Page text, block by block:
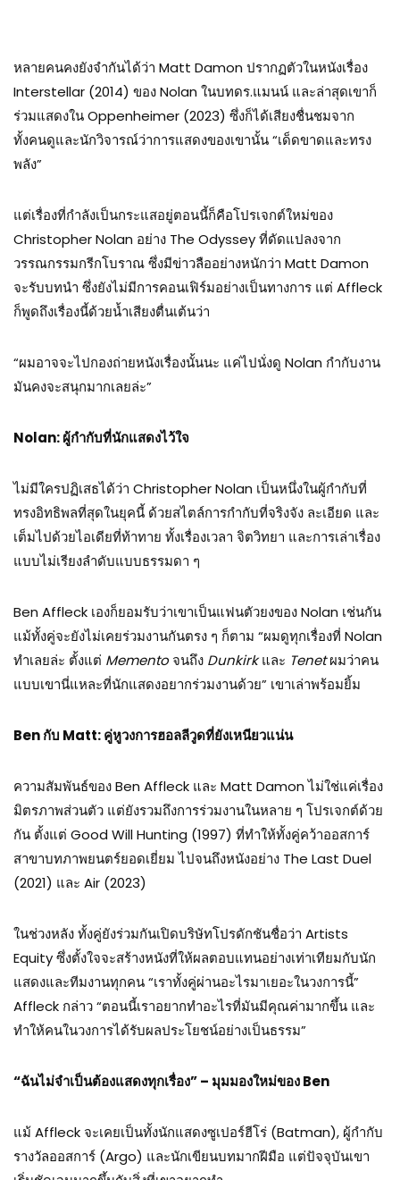
หลายคนคงยังจำกันได้ว่า Matt Damon ปรากฏตัวในหนังเรื่อง
Interstellar (2014) ของ Nolan ในบทดร.แมนน์ และล่าสุดเขาก็
ร่วมแสดงใน Oppenheimer (2023) ซึ่งก็ได้เสียงชื่นชมจาก
ทั้งคนดูและนักวิจารณ์ว่าการแสดงของเขานั้น “เด็ดขาดและทรง
พลัง”
แต่เรื่องที่กำลังเป็นกระแสอยู่ตอนนี้ก็คือโปรเจกต์ใหม่ของ
Christopher Nolan อย่าง The Odyssey ที่ดัดแปลงจาก
วรรณกรรมกรีกโบราณ ซึ่งมีข่าวลืออย่างหนักว่า Matt Damon
จะรับบทนำ ซึ่งยังไม่มีการคอนเฟิร์มอย่างเป็นทางการ แต่ Affleck
ก็พูดถึงเรื่องนี้ด้วยน้ำเสียงตื่นเต้นว่า
“ผมอาจจะไปกองถ่ายหนังเรื่องนั้นนะ แค่ไปนั่งดู Nolan กำกับงาน
มันคงจะสนุกมากเลยล่ะ”
Nolan:ผู้กำกับที่นักแสดงไว้ใจ
ไม่มีใครปฏิเสธได้ว่า Christopher Nolan เป็นหนึ่งในผู้กำกับที่
ทรงอิทธิพลที่สุดในยุคนี้ ด้วยสไตล์การกำกับที่จริงจัง ละเอียด และ
เต็มไปด้วยไอเดียที่ท้าทาย ทั้งเรื่องเวลา จิตวิทยา และการเล่าเรื่อง
แบบไม่เรียงลำดับแบบธรรมดา ๆ
Ben Affleck เองก็ยอมรับว่าเขาเป็นแฟนตัวยงของ Nolan เช่นกัน
แม้ทั้งคู่จะยังไม่เคยร่วมงานกันตรง ๆ ก็ตาม “ผมดูทุกเรื่องที่ Nolan
ทำเลยล่ะ ตั้งแต่ Mementoจนถึง Dunkirkและ Tenetผมว่าคน
แบบเขานี่แหละที่นักแสดงอยากร่วมงานด้วย” เขาเล่าพร้อมยิ้ม
Benกับ Matt:คู่หูวงการฮอลลีวูดที่ยังเหนียวแน่น
ความสัมพันธ์ของ Ben Affleck และ Matt Damon ไม่ใช่แค่เรื่อง
มิตรภาพส่วนตัว แต่ยังรวมถึงการร่วมงานในหลาย ๆ โปรเจกต์ด้วย
กัน ตั้งแต่ Good Will Hunting (1997) ที่ทำให้ทั้งคู่คว้าออสการ์
สาขาบทภาพยนตร์ยอดเยี่ยม ไปจนถึงหนังอย่าง The Last Duel
(2021) และ Air (2023)
ในช่วงหลัง ทั้งคู่ยังร่วมกันเปิดบริษัทโปรดักชันชื่อว่า Artists
Equity ซึ่งตั้งใจจะสร้างหนังที่ให้ผลตอบแทนอย่างเท่าเทียมกับนัก
แสดงและทีมงานทุกคน “เราทั้งคู่ผ่านอะไรมาเยอะในวงการนี้”
Affleck กล่าว “ตอนนี้เราอยากทำอะไรที่มันมีคุณค่ามากขึ้น และ
ทำให้คนในวงการได้รับผลประโยชน์อย่างเป็นธรรม”
“ฉันไม่จำเป็นต้องแสดงทุกเรื่อง” – มุมมองใหม่ของ Ben
แม้ Affleck จะเคยเป็นทั้งนักแสดงซูเปอร์ฮีโร่ (Batman), ผู้กำกับ
รางวัลออสการ์ (Argo) และนักเขียนบทมากฝีมือ แต่ปัจจุบันเขา